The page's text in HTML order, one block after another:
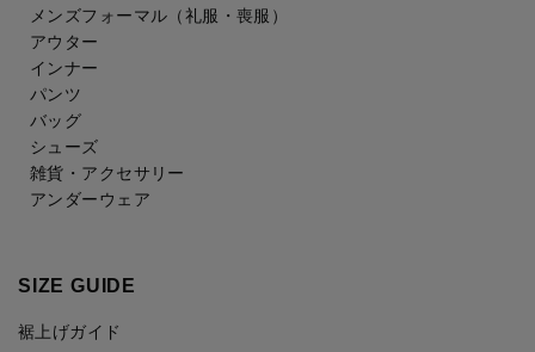
メンズフォーマル （礼服・喪服）
アウター
インナー
パンツ
バッグ
シューズ
雑貨・アクセサリー
アンダーウェア
SIZE GUIDE
裾上げガイド